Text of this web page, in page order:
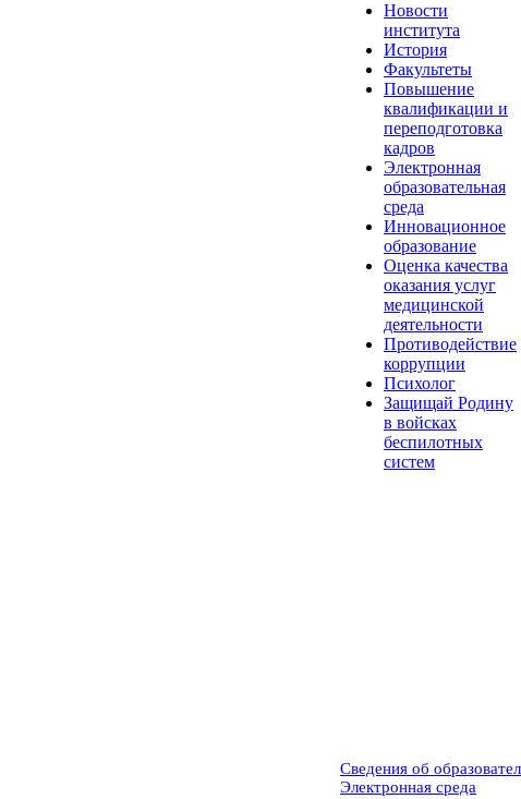
Новости
института
История
Факультеты
Повышение
квалификации и
переподготовка
кадров
Электронная
образовательная
среда
Инновационное
образование
Оценка качества
оказания услуг
медицинской
деятельности
Противодействие
коррупции
Психолог
Защищай Родину
в войсках
беспилотных
систем
Сведения об
Электронная среда